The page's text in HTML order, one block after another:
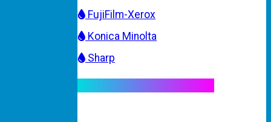
FujiFilm-Xerox
Konica Minolta
Sharp